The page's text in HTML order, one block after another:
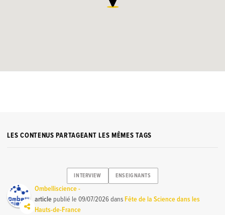
LES CONTENUS PARTAGEANT LES MÊMES TAGS
INTERVIEW ENSEIGNANTS
Ombelliscience -
article publié le09/07/2026dansFête de la Science dans les
Hauts-de-France